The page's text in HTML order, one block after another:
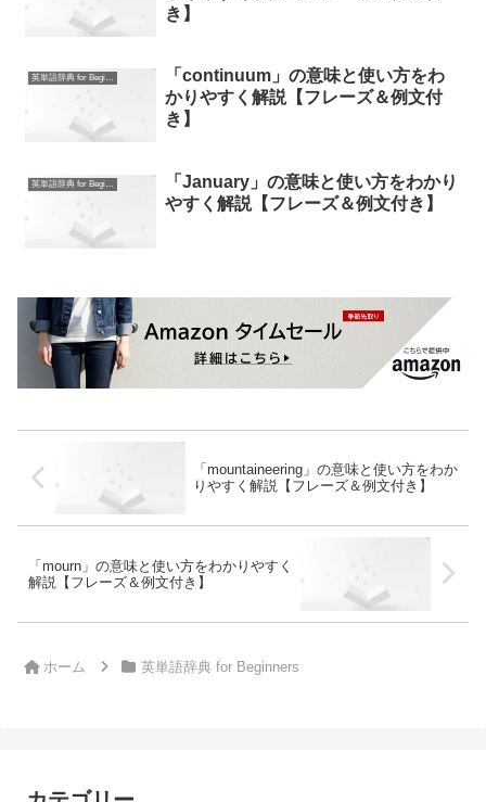
き】
英単語辞典 for Beginners
「continuum」の意味と使い方をわ
かりやすく解説【フレーズ＆例文付
き】
英単語辞典 for Beginners
「January」の意味と使い方をわかり
やすく解説【フレーズ＆例文付き】
「mountaineering」の意味と使い方をわか
りやすく解説【フレーズ＆例文付き】
「mourn」の意味と使い方をわかりやすく
解説【フレーズ＆例文付き】
ホーム 英単語辞典 for Beginners